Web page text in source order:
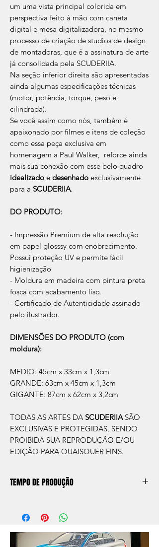
um uma vista principal colorida em
perspectiva feito à mão com caneta
digital e mesa digitalizadora, no mesmo
processo de criação de studios de design
de montadoras, que é a assinatura de arte
já consolidada pela SCUDERIIA.
Na seção inferior direita são apresentadas
ainda algumas especificações técnicas
(motor, potência, torque, peso e
cilindrada).
Se você assim como nós, também é
apaixonado por filmes e itens de coleção
como essa peça exclusiva em
homenagem a Paul Walker, reforce ainda
mais sua conexão com esse belo quadro
idealizado e desenhado exclusivamente
para a SCUDERIIA.
DO PRODUTO:
- Impressão Premium de alta resolução
em papel glosssy com enobrecimento.
Possui proteção UV e permite fácil
higienização
- Moldura em madeira com pintura preta
fosca com acabamento liso.
- Certificado de Autenticidade assinado
pelo ilustrador.
DIMENSÕES DO PRODUTO (com
moldura):
MEDIO: 45cm x 33cm x 1,3cm
GRANDE: 63cm x 45cm x 1,3cm
GIGANTE: 87cm x 62cm x 3,2cm
TODAS AS ARTES DA SCUDERIIA SÃO
EXCLUSIVAS E PROTEGIDAS, SENDO
PROIBIDA SUA REPRODUÇÃO E/OU
EDIÇÃO PARA QUAISQUER FINS.
TEMPO DE PRODUÇÃO
aprox. 5 dias úteis, após a confirmação de
compra.
Após a produçao, seguimos com o envio
no endereço que nos for informado na